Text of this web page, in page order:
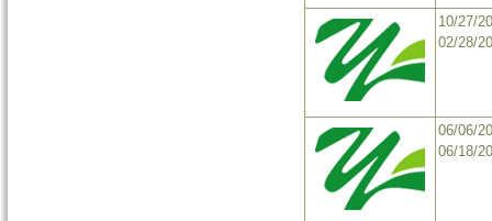
10/27/
02/28/
06/06/
06/18/